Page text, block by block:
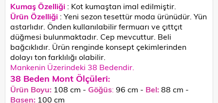
Kumaş Özelliği : Kot kumaştan imal edilmiştir.
Ürün Özelliği : Yeni sezon tesettür moda ürünüdür. Yün
astarlıdır. Önden kullanılabilir fermuarı ve çıttçıt
düğmesi bulunmaktadır. Cep mevcuttur. Beli
bağcıklıdır. Ürün renginde konsept çekimlerinden
dolayı ton farklılığı olabilir.
Mankenin Üzerindeki 38 Bedendir.
38 Beden Mont Ölçüleri:
Ürün Boyu: 108 cm - Göğüs: 96 cm - Bel:88 cm -
Basen: 100 cm